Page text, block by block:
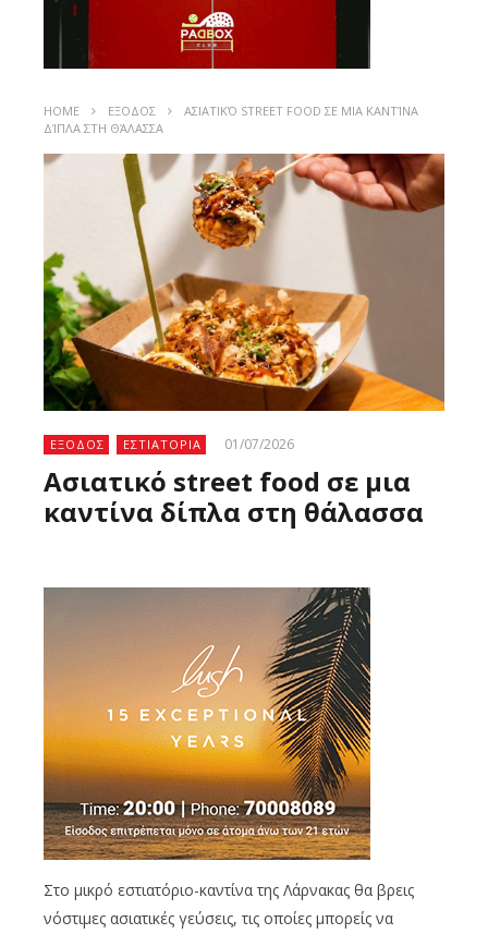
HOME ΕΞΟΔΟΣ
ΑΣΙΑΤΙΚΌ STREET FOOD ΣΕ ΜΙΑ ΚΑΝΤΊΝΑ
ΔΊΠΛΑ ΣΤΗ ΘΆΛΑΣΣΑ
ΕΞΟΔΟΣ ΕΣΤΙΑΤΟΡΙΑ 01/07/2026
Ασιατικό street food σε μια
καντίνα δίπλα στη θάλασσα
Στο μικρό εστιατόριο-καντίνα της Λάρνακας θα βρεις
νόστιμες ασιατικές γεύσεις, τις οποίες μπορείς να